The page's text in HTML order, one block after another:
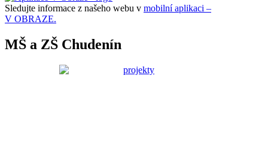
Sledujte informace z našeho webu v mobilní aplikaci –
V OBRAZE.
MŠ a ZŠ Chudenín